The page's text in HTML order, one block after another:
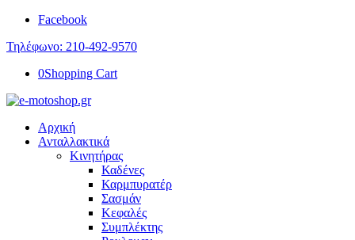
Facebook
Τηλέφωνο: 210-492-9570
0Shopping Cart
Αρχική
Ανταλλακτικά
Κινητήρας
Καδένες
Καρμπυρατέρ
Σασμάν
Κεφαλές
Συμπλέκτης